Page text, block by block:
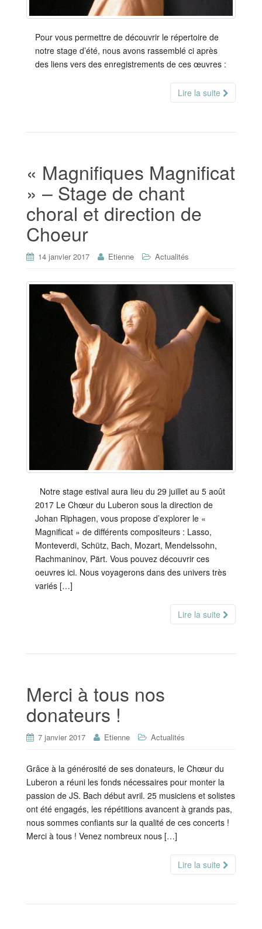
Pour vous permettre de découvrir le répertoire de
notre stage d’été, nous avons rassemblé ci après
des liens vers des enregistrements de ces œuvres :
Lire la suite
« Magnifiques Magnificat
» – Stage de chant
choral et direction de
Choeur
14 janvier 2017 Etienne Actualités
Notre stage estival aura lieu du 29 juillet au 5 août
2017 Le Chœur du Luberon sous la direction de
Johan Riphagen, vous propose d’explorer le «
Magnificat » de différents compositeurs : Lasso,
Monteverdi, Schütz, Bach, Mozart, Mendelssohn,
Rachmaninov, Pärt. Vous pouvez découvrir ces
oeuvres ici. Nous voyagerons dans des univers très
variés […]
Lire la suite
Merci à tous nos
donateurs !
7 janvier 2017 Etienne Actualités
Grâce à la générosité de ses donateurs, le Chœur du
Luberon a réuni les fonds nécessaires pour monter la
passion de JS. Bach début avril. 25 musiciens et solistes
ont été engagés, les répétitions avancent à grands pas,
nous sommes confiants sur la qualité de ces concerts !
Merci à tous ! Venez nombreux nous […]
Lire la suite